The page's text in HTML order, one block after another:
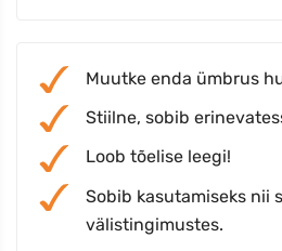
Muutke enda ümbrus
Stiilne, sobib
Loob tõelise leegi!
Sobib kasutamiseks nii
välistingimustes.